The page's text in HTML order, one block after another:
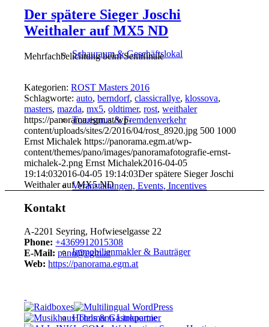
Schauraum & Geschäftslokal
Tourismus & Fremdenverkehr
Veranstaltungen, Events, Incentives
Immobilienmakler & Bauträger
Hotels & Gastronomie
Der spätere Sieger Joschi
Weithaler auf MX5 ND
Mehrfachbelichtung beim Semifinale
Kategorien:ROST Masters 2016
Schlagworte:auto,berndorf,classicrallye,klossova,
masters,mazda,mx5,oldtimer,rost,weithaler
https://panorama.egm.at/wp-
content/uploads/sites/2/2016/04/rost_8920.jpg 500 1000
Ernst Michalek https://panorama.egm.at/wp-
content/themes/pano/images/panoramafotografie-ernst-
michalek-2.png Ernst Michalek2016-04-05
19:14:032016-04-05 19:14:03Der spätere Sieger Joschi
Weithaler auf MX5 ND
Kontakt
A-2201 Seyring, Hofwieselgasse 22
Phone: +4369912015308
E-Mail: pano@egm.at
Web: https://panorama.egm.at